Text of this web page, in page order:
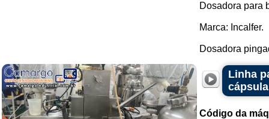
Dosadora para
Marca: Incalfer.
Dosadora
Linha
Código da